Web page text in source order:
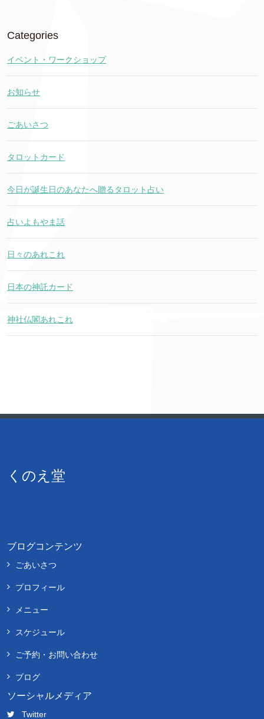
Categories
イベント・ワークショップ
お知らせ
ごあいさつ
タロットカード
今日が誕生日のあなたへ贈るタロット占い
占いよもやま話
日々のあれこれ
日本の神託カード
神社仏閣あれこれ
くのえ堂
ブログコンテンツ
ごあいさつ
プロフィール
メニュー
スケジュール
ご予約・お問い合わせ
ブログ
ソーシャルメディア
Twitter